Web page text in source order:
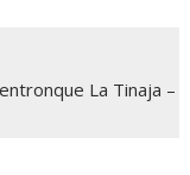
La Tinaja –